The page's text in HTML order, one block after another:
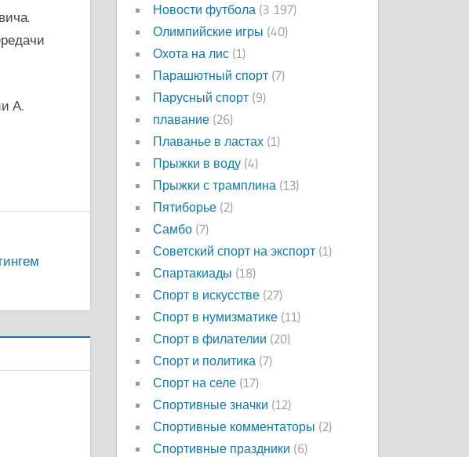
А.
Новости футбола (3 197)
Олимпийские игры (40)
Охота на лис (1)
Парашютный спорт (7)
Парусный спорт (9)
плавание (26)
Плаванье в ластах (1)
Прыжки в воду (4)
Прыжки с трамплина (13)
Пятиборье (2)
Самбо (7)
Советский спорт на экспорт (1)
Спартакиады (18)
Спорт в искусстве (27)
Спорт в нумизматике (11)
Спорт в филателии (20)
Спорт и политика (7)
Спорт на селе (17)
Спортивные значки (12)
Спортивные комментаторы (2)
Спортивные праздники (6)